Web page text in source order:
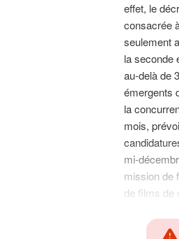
effet, le
consacrée
seulement
la seconde
au-delà de
émergents
la
mois,
mi-
mission de
de films de